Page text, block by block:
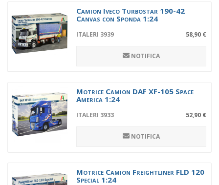
Camion Iveco Turbostar 190-42
Canvas con Sponda 1:24
ITALERI 3939 58,90 €
NOTIFICA
Motrice Camion DAF XF-105 Space
America 1:24
ITALERI 3933 52,90 €
NOTIFICA
Motrice Camion Freightliner FLD 120
Special 1:24